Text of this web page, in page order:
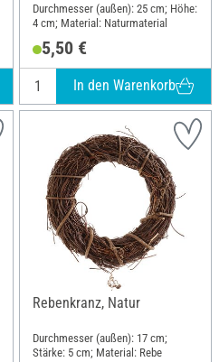
Durchmesser (außen): 25 cm; Höhe:
4 cm; Material: Naturmaterial
5,50 €
In den Warenkorb
Rebenkranz, Natur
Durchmesser (außen): 17 cm;
Stärke: 5 cm; Material: Rebe